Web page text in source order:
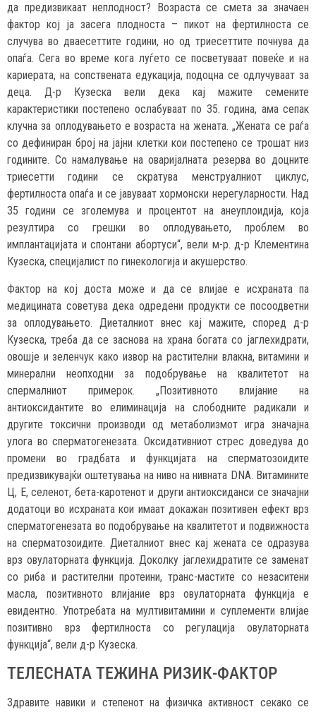
да предизвикаат неплодност? Возраста се смета за значаен
фактор кој ја засега плодноста – пикот на фертилноста се
случува во дваесеттите години, но од триесеттите почнува да
опаѓа. Сега во време кога луѓето се посветуваат повеќе и на
кариерата, на сопствената едукација, подоцна се одлучуваат за
деца. Д-р Кузеска вели дека кај мажите семените
карактеристики постепено ослабуваат по 35. година, ама сепак
клучна за оплодувањето е возраста на жената. „Жената се раѓа
со дефиниран број на јајни клетки кои постепено се трошат низ
годините. Со намалување на оваријалната резерва во доцните
триесетти години се скратува менструалниот циклус,
фертилноста опаѓа и се јавуваат хормонски нерегуларности. Над
35 години се зголемува и процентот на анеуплоидија, која
резултира со грешки во оплодувањето, проблем во
имплантацијата и спонтани абортуси“, вели м-р. д-р Клементина
Кузеска, специјалист по гинекологија и акушерство.
Фактор на кој доста може и да се влијае е исхраната па
медицината советува дека одредени продукти се посоодветни
за оплодувањето. Диеталниот внес кај мажите, според д-р
Кузеска, треба да се заснова на храна богата со јаглехидрати,
овошје и зеленчук како извор на растителни влакна, витамини и
минерални неопходни за подобрување на квалитетот на
спермалниот примерок. „Позитивното влијание на
антиоксидантите во елиминација на слободните радикали и
другите токсични производи од метаболизмот игра значајна
улога во сперматогенезата. Оксидативниот стрес доведува до
промени во градбата и функцијата на сперматозоидите
предизвикувајќи оштетувања на ниво на нивната DNA. Витамините
Ц, Е, селенот, бета-каротенот и други антиоксиданси се значајни
додатоци во исхраната кои имаат докажан позитивен ефект врз
сперматогенезата во подобрување на квалитетот и подвижноста
на сперматозоидите. Диеталниот внес кај жената се одразува
врз овулаторната функција. Доколку јаглехидратите се заменат
со риба и растителни протеини, транс-мастите со незаситени
масла, позитивното влијание врз овулаторната функција е
евидентно. Употребата на мултивитамини и суплементи влијае
позитивно врз фертилноста со регулација овулаторната
функција“, вели д-р Кузеска.
ТЕЛЕСНАТА ТЕЖИНА РИЗИК-ФАКТОР
Здравите навики и степенот на физичка активност секако се